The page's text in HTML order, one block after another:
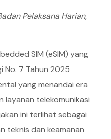
Pelaksana Harian,
SIM (eSIM) yang
No. 7 Tahun 2025
yang menandai era
layanan telekomunikasi
ini terlihat sebagai
teknis dan keamanan